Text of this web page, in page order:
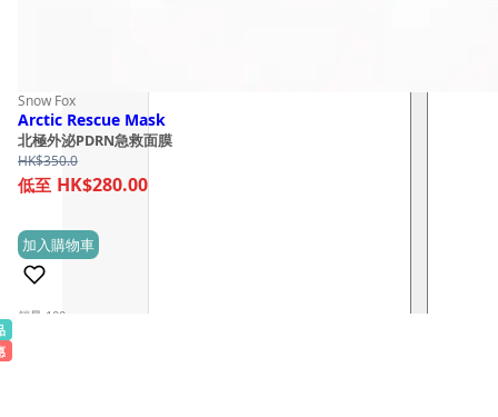
Snow Fox
Arctic Rescue Mask
北極外泌PDRN急救面膜
HK$350.0
HK$280.00
(1)
銷量 100+
加入購物車